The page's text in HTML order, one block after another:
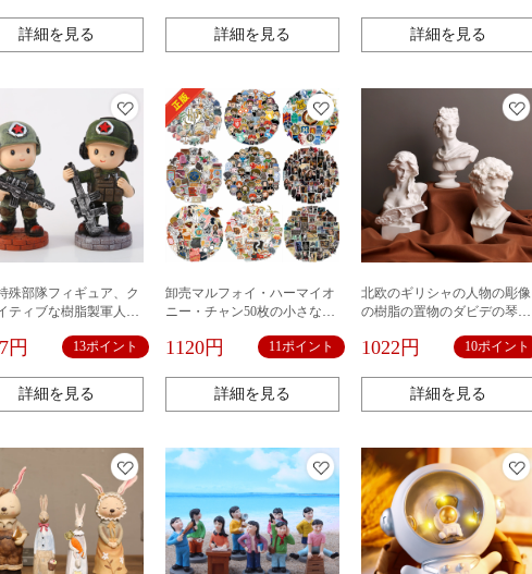
詳細を見る 詳細を見る 詳細を見る
殊部隊フィギュア、ク
ティブな樹脂製軍人置
用ベーキングデコレー
円 13ポイント
詳細を見る
卸売マルフォイ・ハーマイオ
ニー・チャン50枚の小さな魔
テッカー漫画キャラクターコ
ポッター
1120円 11ポイント
詳細を見る
北欧のギリシャの人物の彫像
の樹脂の置物のダビデの琴の
の写生の芸術の静物の置物
1022円 10ポイント
詳細を見る